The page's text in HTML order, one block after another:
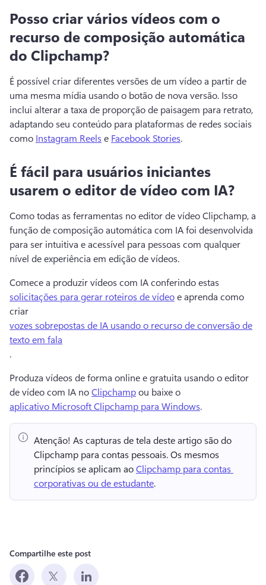
Posso criar vários vídeos com o
recurso de composição automática
do Clipchamp?
É possível criar diferentes versões de um vídeo a partir de
uma mesma mídia usando o botão de nova versão. Isso
inclui alterar a taxa de proporção de paisagem para retrato,
adaptando seu conteúdo para plataformas de redes sociais
como Instagram Reels e Facebook Stories.
É fácil para usuários iniciantes
usarem o editor de vídeo com IA?
Como todas as ferramentas no editor de vídeo Clipchamp, a
função de composição automática com IA foi desenvolvida
para ser intuitiva e acessível para pessoas com qualquer
nível de experiência em edição de vídeos.
Comece a produzir vídeos com IA conferindo estas
solicitações para gerar roteiros de vídeo e aprenda como
criar
vozes sobrepostas de IA usando o recurso de conversão de
texto em fala
.
Produza vídeos de forma online e gratuita usando o editor
de vídeo com IA no Clipchamp ou baixe o
aplicativo Microsoft Clipchamp para Windows.
Atenção! As capturas de tela deste artigo são do
Clipchamp para contas pessoais. Os mesmos
princípios se aplicam ao Clipchamp para contas
corporativas ou de estudante.
Compartilhe este post